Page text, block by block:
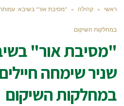
ראשי » קהילה » "מסיבת אור" בשיבא:
במחלקות השיקום
"מסיבת אור"
שניר שימחה
במחלקות השיקום